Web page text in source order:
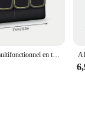
Sac à outils multifonctionnel en toile Oxford de grande capacité, sac étanche, sac d'électricien épais, stockage d'outils de réparation, degré d'usure